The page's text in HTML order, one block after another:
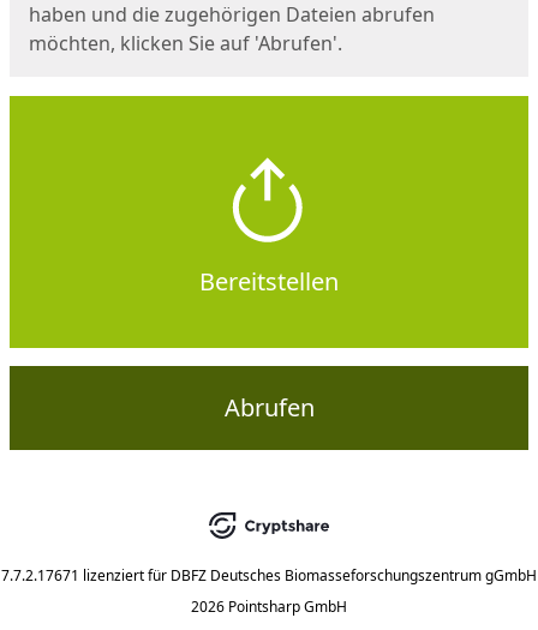
haben und die zugehörigen Dateien abrufen
möchten, klicken Sie auf 'Abrufen'.
Bereitstellen
Abrufen
7.7.2.17671 lizenziert für DBFZ Deutsches Biomasseforschungszentrum gGmbH
2026 Pointsharp GmbH